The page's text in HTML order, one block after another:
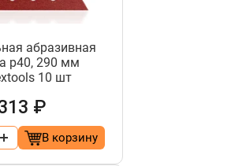
абразивная
р40, 290 мм
10 шт
₽
В корзину